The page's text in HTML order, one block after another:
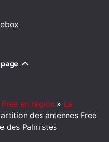
en région » La
des antennes Free
des Palmistes